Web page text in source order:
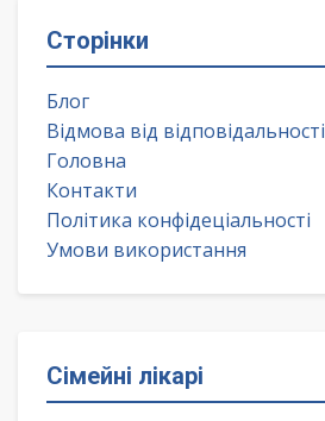
Сторінки
Блог
Відмова від відповідальності
Головна
Контакти
Політика конфідеціальності
Умови використання
Сімейні лікарі